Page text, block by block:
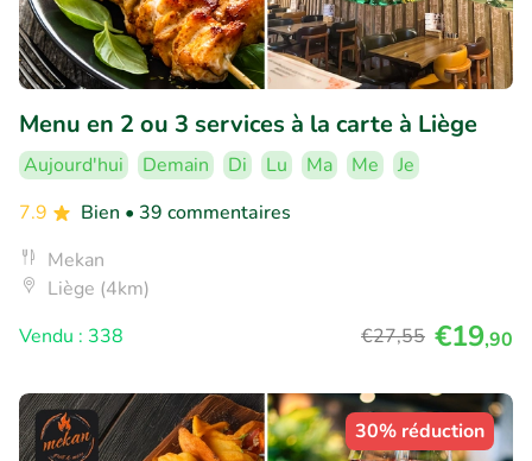
Menu en 2 ou 3 services à la carte à Liège
Aujourd'hui Demain Di Lu Ma Me
Je
7.9
Bien • 39 commentaires
Mekan
Liège (4km)
Vendu : 338
€27,55 €19,90
30% réduction